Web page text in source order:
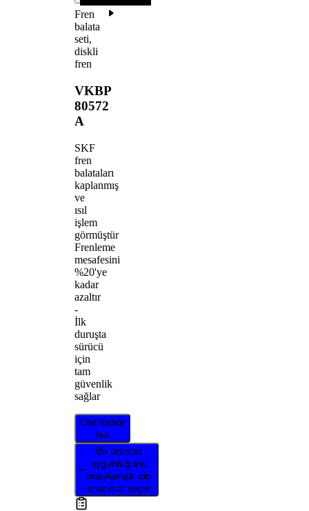
Fren
balata
seti,
diskli
fren
VKBP
80572
A
SKF
fren
balataları
kaplanmış
ve
ısıl
işlem
görmüştür
Frenleme
mesafesini
%20'ye
kadar
azaltır
-
İlk
duruşta
sürücü
için
tam
güvenlik
sağlar
Distribütör
bul
Bu ürünün
uygunluğunu
onaylamak için
aracınızı seçin